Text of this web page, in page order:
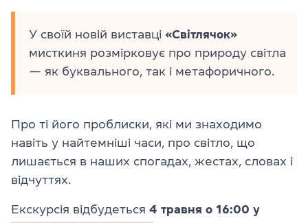
У своїй новій виставці «Світлячок»
мисткиня розмірковує про природу світла
— як буквального, так і метафоричного.
Про ті його проблиски, які ми знаходимо
навіть у найтемніші часи, про світло, що
лишається в наших спогадах, жестах, словах і
відчуттях.
Екскурсія відбудеться 4 травня о 16:00 у